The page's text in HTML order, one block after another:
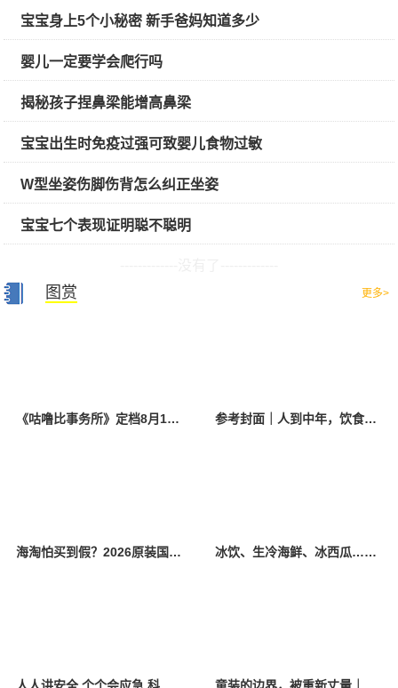
宝宝身上5个小秘密 新手爸妈知道多少
婴儿一定要学会爬行吗
揭秘孩子捏鼻梁能增高鼻梁
宝宝出生时免疫过强可致婴儿食物过敏
W型坐姿伤脚伤背怎么纠正坐姿
宝宝七个表现证明聪不聪明
图赏 更多>
《咕噜比事务所》定档8月10日 聚焦儿童情绪教育助力健康成长 参考封面｜人到中年，饮食该如何调整？
海淘怕买到假？2026原装国产羊奶粉靠谱的正规品牌有哪些？ 冰饮、生冷海鲜、冰西瓜……泉州人夏季“标配”饮食极易引发胃肠炎